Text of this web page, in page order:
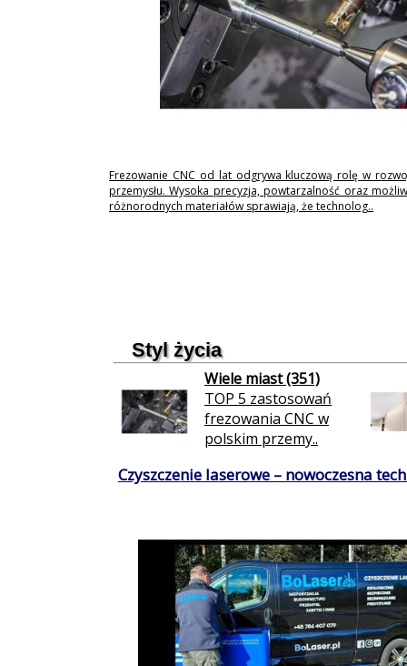
Frezowanie CNC od lat odgrywa kluczową rolę w
przemysłu. Wysoka precyzja, powtarzalność oraz
różnorodnych materiałów sprawiają, że technolog..
Styl życia
Wiele miast (351)
TOP 5 zastosowań
frezowania CNC w
polskim przemy..
Czyszczenie laserowe – nowoczesna